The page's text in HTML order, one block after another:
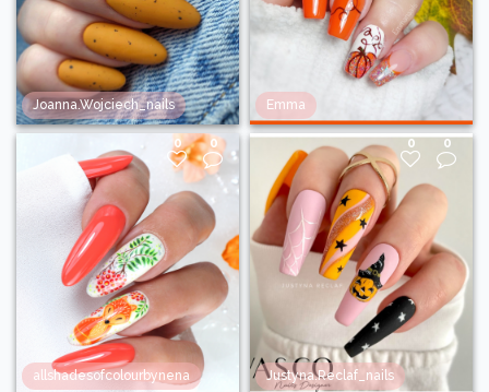
Joanna.Wojciech_nails Emma
0 0
allshadesofcolourbynena
0 0
Justyna.Reclaf_nails